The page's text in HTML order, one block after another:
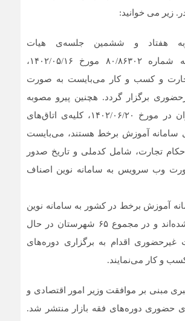
زیر می خوانید:
هفتاد و ششمین جلسه‌ی هیات
مقررات‌زدایی به شماره ۸۰/۸۶۳۰۲ مورخ ۱۴۰۲/۰۵/۱۶،
و کسب و کار می‌بایست به صورت
برگزار گردد. هچنین پیرو مصوبه
اتاق اصناف ایران در مورخ ۱۴۰۲/۰۶/۲۰، کلیه‌ی اتاق‌های
سامانه آموزش برخط هستند، می‌بایست
تجارت، شامل کدملی و تاریخ صدور
وب سرویس به سامانه نوین اصناف
۴ سامانه آموزش برخط در کشور به سامانه نوین
اصناف متصل شده‌اند و در مجموع ۶۵ شهرستان در حال
اقدام به برگزاری دوره‌های
و کار می‌نمایند.
مبنی بر موافقت وزیر امور اقتصادی و
حضوری دوره‌های فقه بازار منتشر شد.